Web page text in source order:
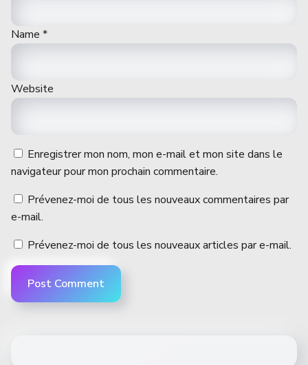
Name *
Website
Enregistrer mon nom, mon e-mail et mon site dans le
navigateur pour mon prochain commentaire.
Prévenez-moi de tous les nouveaux commentaires par
e-mail.
Prévenez-moi de tous les nouveaux articles par e-mail.